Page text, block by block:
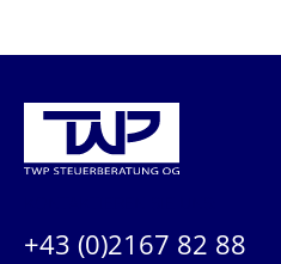
+43 (0)2167 82 88